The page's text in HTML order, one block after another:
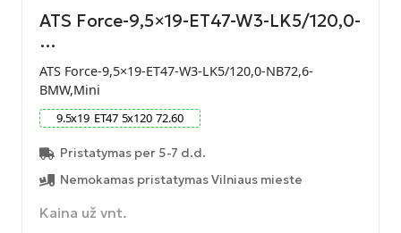
ATS Force-9,5×19-ET47-W3-LK5/120,0-
…
ATS Force-9,5×19-ET47-W3-LK5/120,0-NB72,6-
BMW,Mini
9.5x19 ET47 5x120 72.60
Pristatymas per 5-7 d.d.
Nemokamas pristatymas Vilniaus mieste
Kaina už vnt.